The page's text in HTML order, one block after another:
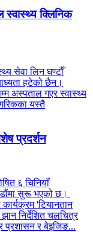
स्वास्थ्य क्लिनिक
सेवा लिन घण्टौँ
हटेको छैन।
अस्पताल गएर स्वास्थ्य
यस्तै
प्रदर्शन
६ चिनियाँ
सुरू भएको छ।
'टियानतान
झान निर्देशित चलचित्र
प्रशासन र बेइजिङ...